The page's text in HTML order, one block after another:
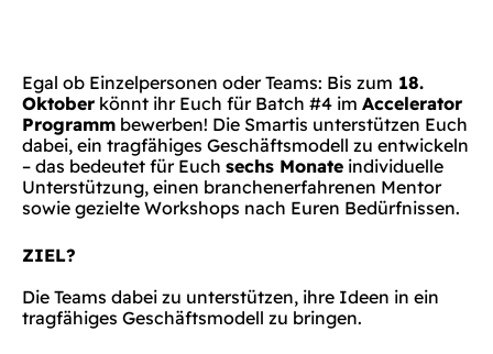
Egal ob Einzelpersonen oder Teams: Bis zum 18.
Oktober könnt ihr Euch für Batch #4 im Accelerator
Programm bewerben! Die Smartis unterstützen Euch
dabei, ein tragfähiges Geschäftsmodell zu entwickeln
– das bedeutet für Euch sechs Monate individuelle
Unterstützung, einen branchenerfahrenen Mentor
sowie gezielte Workshops nach Euren Bedürfnissen.
ZIEL?
Die Teams dabei zu unterstützen, ihre Ideen in ein
tragfähiges Geschäftsmodell zu bringen.